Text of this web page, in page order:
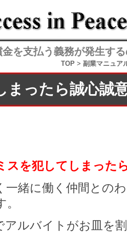
金を支払う義務が発生す
TOP> 副業マニュア
まったら誠心誠
スを犯してしまった
一緒に働く仲間との
アルバイトがお皿を